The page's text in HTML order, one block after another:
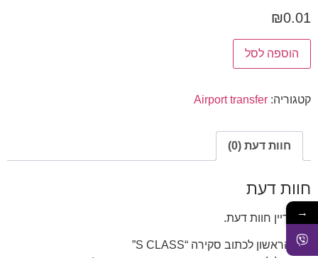
₪0.01
הוספה לסל
קטגוריה: Airport transfer
חוות דעת (0)
חוות דעת
אין עדיין חוות דעת.
היה הראשון לכתוב סקירה “S CLASS”
→